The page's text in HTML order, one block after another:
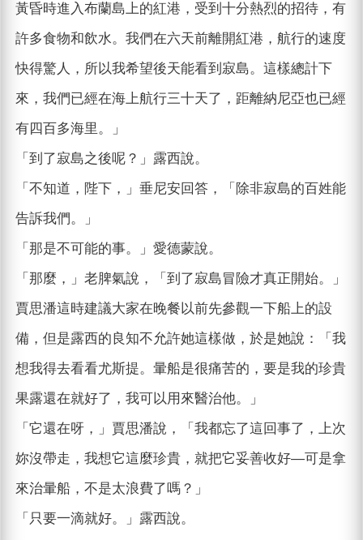
黃昏時進入布蘭島上的紅港，受到十分熱烈的招待，有
許多食物和飲水。我們在六天前離開紅港，航行的速度
快得驚人，所以我希望後天能看到寂島。這樣總計下
來，我們已經在海上航行三十天了，距離納尼亞也已經
有四百多海里。」
「到了寂島之後呢？」露西說。
「不知道，陛下，」垂尼安回答，「除非寂島的百姓能
告訴我們。」
「那是不可能的事。」愛德蒙說。
「那麼，」老脾氣說，「到了寂島冒險才真正開始。」
賈思潘這時建議大家在晚餐以前先參觀一下船上的設
備，但是露西的良知不允許她這樣做，於是她說：「我
想我得去看看尤斯提。暈船是很痛苦的，要是我的珍貴
果露還在就好了，我可以用來醫治他。」
「它還在呀，」賈思潘說，「我都忘了這回事了，上次
妳沒帶走，我想它這麼珍貴，就把它妥善收好—可是拿
來治暈船，不是太浪費了嗎？」
「只要一滴就好。」露西說。